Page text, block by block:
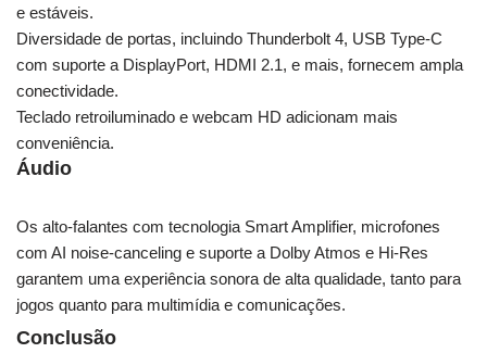
e estáveis.
Diversidade de portas, incluindo Thunderbolt 4, USB Type-C
com suporte a DisplayPort, HDMI 2.1, e mais, fornecem ampla
conectividade.
Teclado retroiluminado e webcam HD adicionam mais
conveniência.
Áudio
Os alto-falantes com tecnologia Smart Amplifier, microfones
com AI noise-canceling e suporte a Dolby Atmos e Hi-Res
garantem uma experiência sonora de alta qualidade, tanto para
jogos quanto para multimídia e comunicações.
Conclusão